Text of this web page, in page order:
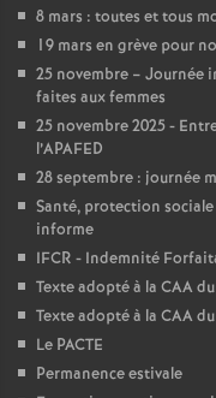
8 mars : toutes et tous
19 mars en grève pour
25 novembre – Journée
faites aux femmes
25 novembre 2025 -
l’APAFED
28 septembre : journée
Santé, protection sociale
informe
IFCR - Indemnité
Texte adopté à la CAA
Texte adopté à la CAA
Le PACTE
Permanence estivale